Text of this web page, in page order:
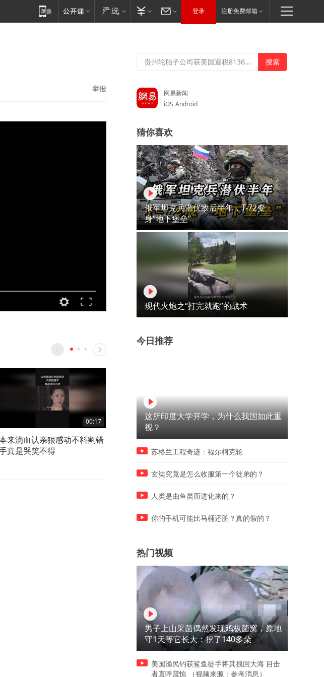
登录 注册免费邮箱
举报
00:17
来滴血认亲狠感动不料割错
真是哭笑不得
06:48
孕妇屋路感染胎儿太大医生需
要剖宫孕妇望持顺产
前期越狠，后期越菜
网易新闻
iOS Android
猜你喜欢
俄军坦克兵潜伏敌后半年，T-72变
身“地下堡垒”
现代火炮之“打完就跑”的战术
今日推荐
这所印度大学开学，为什么我国如此重
视？
苏格兰工程奇迹：福尔柯克轮
玄奘究竟是怎么收服第一个徒弟的？
人类是由鱼类而进化来的？
你的手机可能比马桶还脏？真的假的？
热门视频
男子上山采菌偶然发现鸡枞菌窝，原地
守1天等它长大：挖了140多朵
美国渔民钓获鲨鱼徒手将其拽回大海 目击
者直呼震惊 （视频来源：参考消息）